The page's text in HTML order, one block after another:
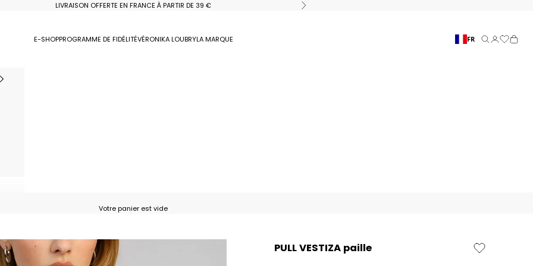
LIVRAISON OFFERTE EN FRANCE À PARTIR DE 39 € Suivant
E-SHOPPROGRAMME DE FIDÉLITÉVÉRONIKA LOUBRYLA MARQUE FR Recherche
Connexion
Panier
Votre panier est vide
PULL VESTIZA paille